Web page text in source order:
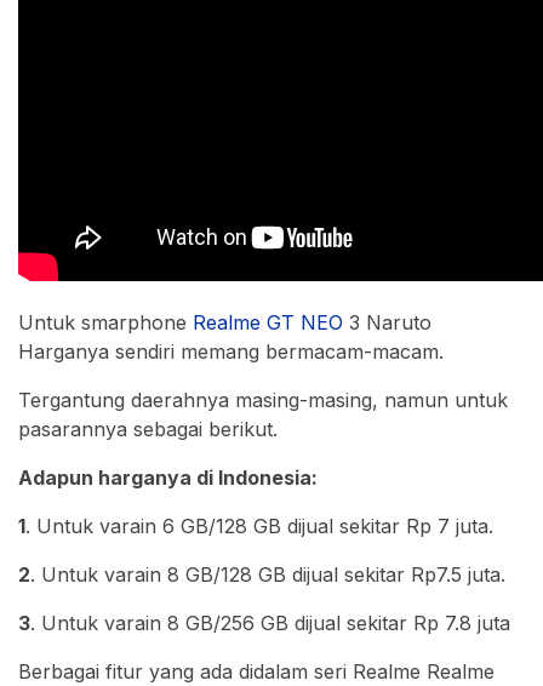
Untuk smarphone Realme GT NEO 3 Naruto
Harganya sendiri memang bermacam-macam.
Tergantung daerahnya masing-masing, namun untuk
pasarannya sebagai berikut.
Adapun harganya di Indonesia:
1. Untuk varain 6 GB/128 GB dijual sekitar Rp 7 juta.
2. Untuk varain 8 GB/128 GB dijual sekitar Rp7.5 juta.
3. Untuk varain 8 GB/256 GB dijual sekitar Rp 7.8 juta
Berbagai fitur yang ada didalam seri Realme Realme